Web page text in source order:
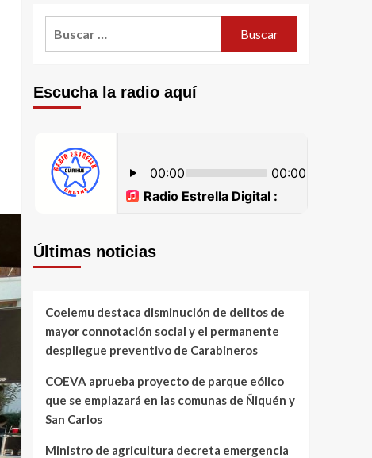
Escucha la radio aquí
Últimas noticias
Coelemu destaca disminución de delitos de
mayor connotación social y el permanente
despliegue preventivo de Carabineros
COEVA aprueba proyecto de parque eólico
que se emplazará en las comunas de Ñiquén y
San Carlos
Ministro de agricultura decreta emergencia